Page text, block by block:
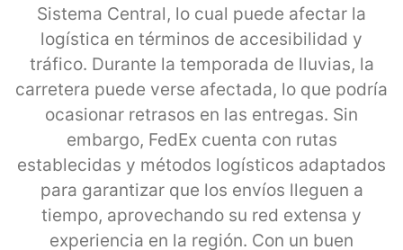
Sistema Central, lo cual puede afectar la
logística en términos de accesibilidad y
tráfico. Durante la temporada de lluvias, la
carretera puede verse afectada, lo que podría
ocasionar retrasos en las entregas. Sin
embargo, FedEx cuenta con rutas
establecidas y métodos logísticos adaptados
para garantizar que los envíos lleguen a
tiempo, aprovechando su red extensa y
experiencia en la región. Con un buen